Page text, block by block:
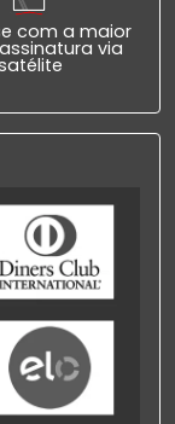
com a maior
via